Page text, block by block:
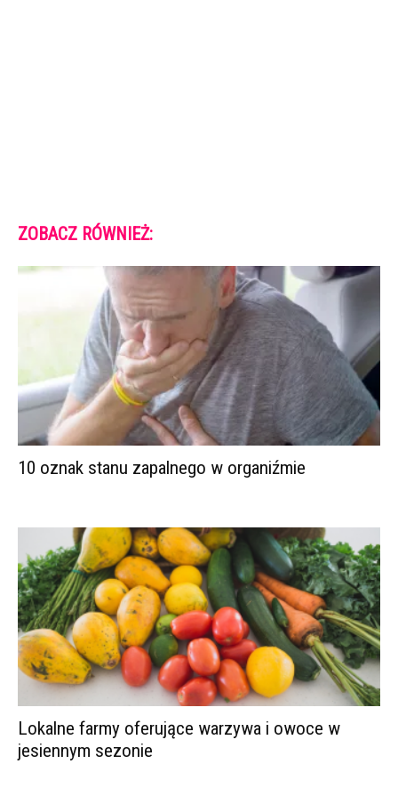
ZOBACZ RÓWNIEŻ:
10 oznak stanu zapalnego w organiźmie
Lokalne farmy oferujące warzywa i owoce w
jesiennym sezonie